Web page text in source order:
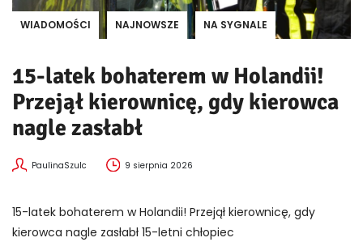
WIADOMOŚCI NAJNOWSZE NA SYGNALE
15-latek bohaterem w Holandii!
Przejął kierownicę, gdy kierowca
nagle zasłabł
PaulinaSzulc 9 sierpnia 2026
15-latek bohaterem w Holandii! Przejął kierownicę, gdy
kierowca nagle zasłabł 15-letni chłopiec